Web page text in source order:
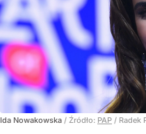
Ida Nowakowska / Źródło: PAP / Radek